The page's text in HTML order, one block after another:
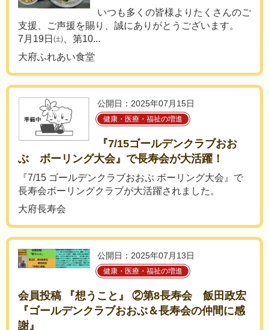
いつも多くの皆様よりたくさんのご
支援、ご声援を賜り、誠にありがとうございます。
7月19日㈯、第10...
大府ふれあい食堂
公開日：2025年07月15日
健康・医療・福祉の増進
『7/15ゴールデンクラブおお
ぶ ボーリング大会』で長寿会が大活躍！
『7/15 ゴールデンクラブおおぶ ボーリング大会』で
長寿会ボーリングクラブが大活躍されました。
大府長寿会
公開日：2025年07月13日
健康・医療・福祉の増進
会員投稿 『想うこと』 ②第8長寿会 飯田政宏
『ゴールデンクラブおおぶ＆長寿会の仲間に感
謝』